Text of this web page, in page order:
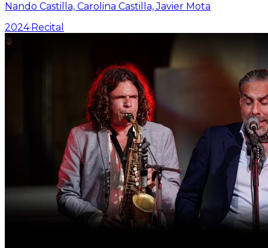
Nando Castilla, Carolina Castilla, Javier Mota
2024· Recital